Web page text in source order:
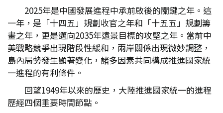
2025年是中國發展進程中承前啟後的關鍵之年。這
一年，是「十四五」規劃收官之年和「十五五」規劃籌
畫之年，更是邁向2035年遠景目標的攻堅之年。當前中
美戰略競爭出現階段性緩和，兩岸關係出現微妙調整，
島內局勢發生顯著變化，諸多因素共同構成推進國家統
一進程的有利條件。
回望1949年以來的歷史，大陸推進國家統一的進程
歷經四個重要時間節點。